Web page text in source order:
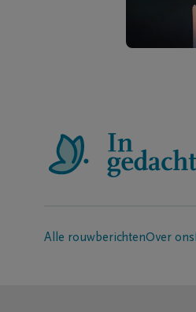
Alle rouwberichtenOver ons